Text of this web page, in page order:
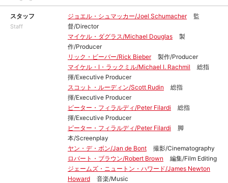
スタッフ
Staff
ジョエル・シュマッカー/Joel Schumacher
監
督/Director
マイケル・ダグラス/Michael Douglas
製
作/Producer
リック・ビーバー/Rick Bieber
製作/Producer
マイケル・I・ラックミル/Michael I. Rachmil
総指
揮/Executive Producer
スコット・ルーディン/Scott Rudin
総指
揮/Executive Producer
ピーター・フィラルディ/Peter Filardi
総指
揮/Executive Producer
ピーター・フィラルディ/Peter Filardi
脚
本/Screenplay
ヤン・デ・ボン/Jan de Bont
撮影/Cinematography
ロバート・ブラウン/Robert Brown
編集/Film Editing
ジェームズ・ニュートン・ハワード/James Newton
Howard
音楽/Music